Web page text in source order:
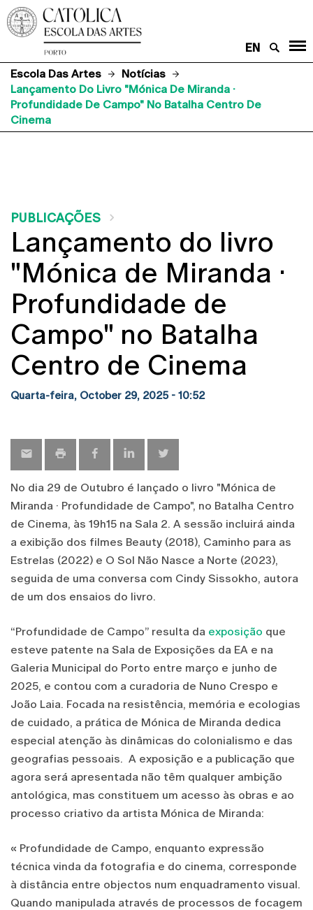
EN
Escola Das Artes
Notícias
Lançamento Do Livro "Mónica De Miranda ·
Profundidade De Campo" No Batalha Centro De
Cinema
PUBLICAÇÕES
Lançamento do livro
"Mónica de Miranda ·
Profundidade de
Campo" no Batalha
Centro de Cinema
Quarta-feira, October 29, 2025 - 10:52
No dia 29 de Outubro é lançado o livro "Mónica de
Miranda · Profundidade de Campo", no Batalha Centro
de Cinema, às 19h15 na Sala 2. A sessão incluirá ainda
a exibição dos filmes Beauty (2018), Caminho para as
Estrelas (2022) e O Sol Não Nasce a Norte (2023),
seguida de uma conversa com Cindy Sissokho, autora
de um dos ensaios do livro.
“Profundidade de Campo” resulta da exposição que
esteve patente na Sala de Exposições da EA e na
Galeria Municipal do Porto entre março e junho de
2025, e contou com a curadoria de Nuno Crespo e
João Laia. Focada na resistência, memória e ecologias
de cuidado, a prática de Mónica de Miranda dedica
especial atenção às dinâmicas do colonialismo e das
geografias pessoais. A exposição e a publicação que
agora será apresentada não têm qualquer ambição
antológica, mas constituem um acesso às obras e ao
processo criativo da artista Mónica de Miranda:
« Profundidade de Campo, enquanto expressão
técnica vinda da fotografia e do cinema, corresponde
à distância entre objectos num enquadramento visual.
Quando manipulada através de processos de focagem